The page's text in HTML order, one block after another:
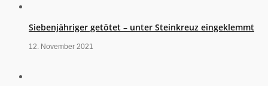
Siebenjähriger getötet – unter Steinkreuz eingeklemmt
12. November 2021